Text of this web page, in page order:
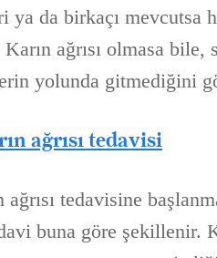
da birkaçı mevcutsa
ağrısı olmasa
yolunda gitmediğini
ağrısı tedavisi
tedavisine
buna göre şekillenir.